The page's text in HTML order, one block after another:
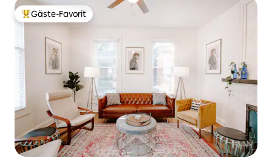
Beliebter Gäste-Favorit.
Gäste-Favorit